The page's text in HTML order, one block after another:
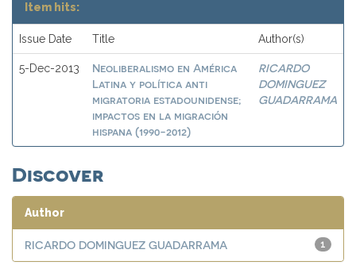
Item hits:
Issue Date Title Author(s)
5-Dec-2013
Neoliberalismo en América
Latina y política anti
migratoria estadounidense;
impactos en la migración
hispana (1990-2012)
RICARDO
DOMINGUEZ
GUADARRAMA
Discover
Author
1
RICARDO DOMINGUEZ GUADARRAMA